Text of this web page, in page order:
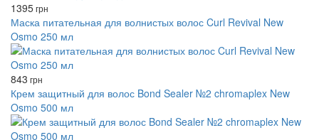
1395грн
Маска питательная для волнистых волос Curl Revival New
Osmo 250 мл
843 грн
Крем защитный для волос Bond Sealer №2 chromаplex New
Osmo 500 мл